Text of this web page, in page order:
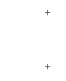

